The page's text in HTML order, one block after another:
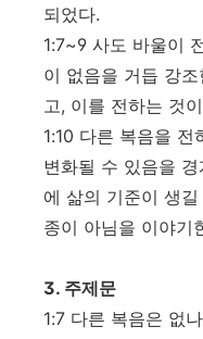
되었다.
1:7~9 사도 바울이
이 없음을 거듭 강조
고, 이를 전하는 것
1:10 다른 복음을 전
변화될 수 있음을
에 삶의 기준이 생
종이 아님을 이야기
3. 주제문
1:7 다른 복음은 없